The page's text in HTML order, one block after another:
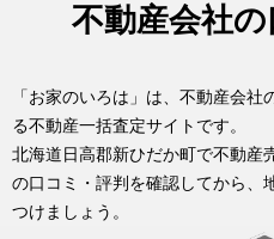
不動産会社
「お家のいろは」は、不動産会
る不動産一括査定サイトです。
北海道日高郡新ひだか町で不動産
の口コミ・評判を確認してから、
つけましょう。